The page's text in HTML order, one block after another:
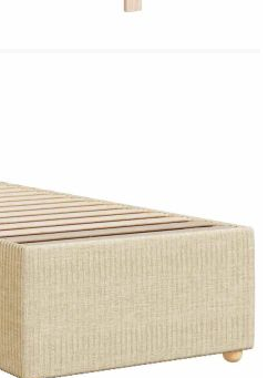
x 140,5/150,5 см (Д x Ш x
(100% полиестер)
Покет пружини, пяна
x 20 см (Ш x Д x В)